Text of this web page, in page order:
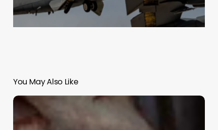
You May Also Like
Netflix
presenta
el